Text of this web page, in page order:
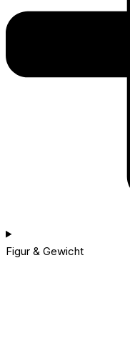
Figur & Gewicht